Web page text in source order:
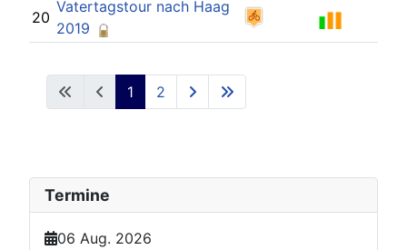
1 2
20
Vatertagstour nach Haag
2019
Termine
06 Aug. 2026